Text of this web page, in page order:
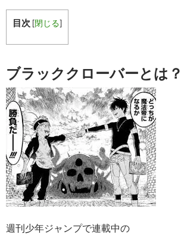
目次 [閉じる]
ブラッククローバーとは？
週刊少年ジャンプで連載中の